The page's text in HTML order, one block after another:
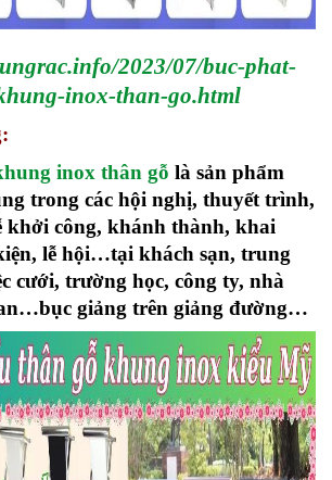
2023/07/buc-phat-
inox-than-go.html
inox thân gỗ là sản phẩm
trong các hội nghị, thuyết trình,
khởi công, khánh thành, khai
lễ hội…tại khách sạn, trung
cưới, trường học, công ty, nhà
giảng trên giảng đường…